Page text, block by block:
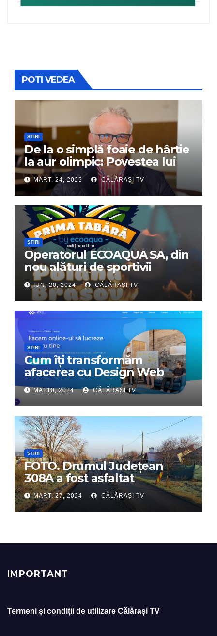
POTI VEDEA
ȘTIRI
De la o simplă foaie de hârtie
la aur olimpic: Povestea lui
Dumitru Chirilă
MART. 24, 2025 CĂLĂRAȘI TV
ȘTIRI
Operatorul ECOAQUA SA, din
nou alături de sportivii
călărășeni. Începe „Prima
Tabără”!
IUN. 20, 2024 CĂLĂRAȘI TV
ȘTIRI
Cum îți transformăm
afacerea cu Design Web
Interactiv – Partenerul tău
digital de încredere
MAI 10, 2024 CĂLĂRAȘI TV
ȘTIRI
FOTO. Drumul Județean
308A a fost asfaltat
MART. 27, 2024 CĂLĂRAȘI TV
IMPORTANT
Termeni și condiții de utilizare Călărași TV